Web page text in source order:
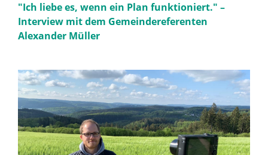
"Ich liebe es, wenn ein Plan funktioniert." –
Interview mit dem Gemeindereferenten
Alexander Müller